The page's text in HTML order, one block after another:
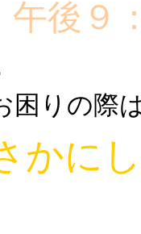
午後９
困りの際
かに